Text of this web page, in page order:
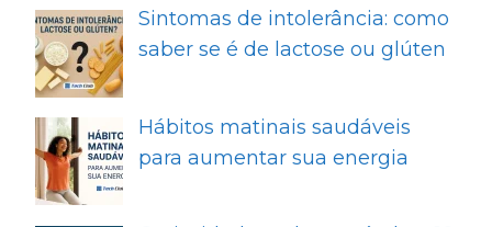
Sintomas de intolerância: como
saber se é de lactose ou glúten
Hábitos matinais saudáveis
para aumentar sua energia